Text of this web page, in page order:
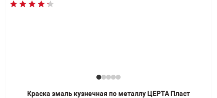
Краска эмаль кузнечная по металлу ЦЕРТА Пласт